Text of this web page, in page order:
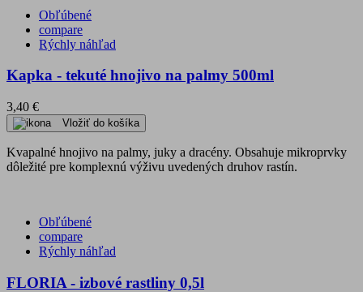
Obľúbené
compare
Rýchly náhľad
Kapka - tekuté hnojivo na palmy 500ml
3,40 €
Vložiť do košíka
Kvapalné hnojivo na palmy, juky a dracény. Obsahuje mikroprvky
dôležité pre komplexnú výživu uvedených druhov rastín.
Obľúbené
compare
Rýchly náhľad
FLORIA - izbové rastliny 0,5l